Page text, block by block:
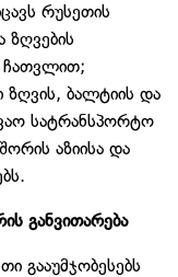
რუსეთის
ზღვების
ჩათვლით;
ზღვის, ბალტიის და
სატრანსპორტო
აზიისა და
განვითარება
გააუმჯობესებს